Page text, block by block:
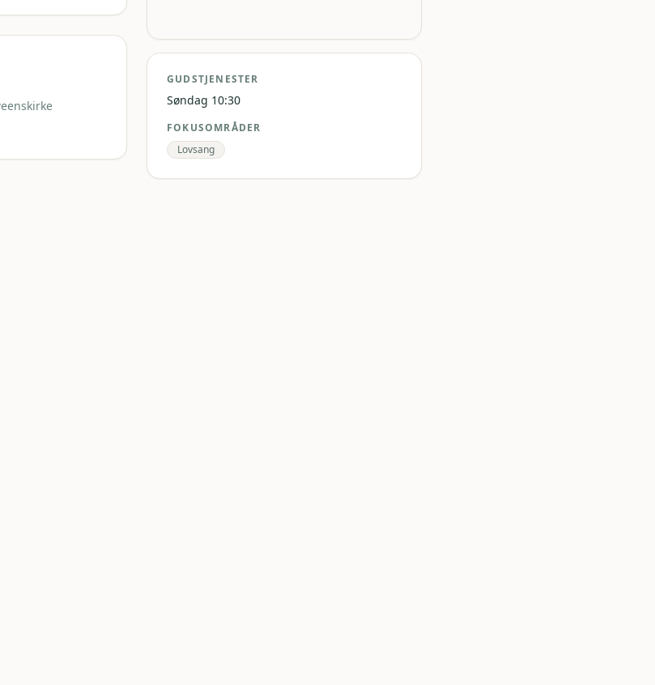
GUDSTJENESTER
Søndag 10:30
FOKUSOMRÅDER
Lovsang